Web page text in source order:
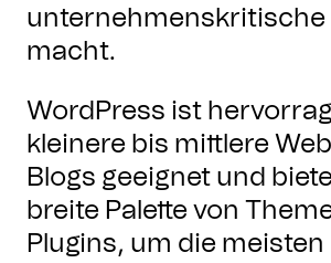
unternehmenskritische
macht.
WordPress ist
kleinere bis mittlere
Blogs geeignet und
breite Palette von
Plugins, um die meisten